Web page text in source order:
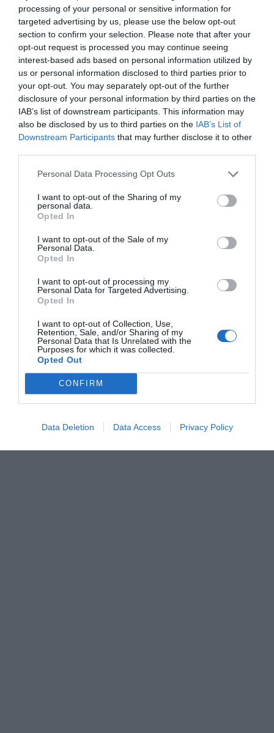
processing of your personal or sensitive information for
targeted advertising by us, please use the below opt-out
section to confirm your selection. Please note that after your
opt-out request is processed you may continue seeing
interest-based ads based on personal information utilized by
us or personal information disclosed to third parties prior to
your opt-out. You may separately opt-out of the further
disclosure of your personal information by third parties on the
IAB’s list of downstream participants. This information may
also be disclosed by us to third parties on the IAB’s List of
Downstream Participants that may further disclose it to other
Personal Data Processing Opt Outs
I want to opt-out of the Sharing of my
personal data.
Opted In
I want to opt-out of the Sale of my
Personal Data.
Opted In
I want to opt-out of processing my
Personal Data for Targeted Advertising.
Opted In
I want to opt-out of Collection, Use,
Retention, Sale, and/or Sharing of my
Personal Data that Is Unrelated with the
Purposes for which it was collected.
Opted Out
CONFIRM
Data Deletion Data Access Privacy Policy
El concejal Paco Cabañero ha destacado el éxito de la
primera edición, en la que "cientos de vecinos y
vecinas participaron en las sesiones", y ha subrayado
que este año la programación se amplía e incorpora
como novedad proyecciones en el Parque Litoral del
Grao, con el objetivo de alcanzar a un público más
amplio durante los meses de verano.
La programación arranca el4 de julioen el Raval
Universitari conPaddington: Aventura en la Selva
Blasco Ibáñez. El11 de julio
le toca el turno al Parque
Litoral conJurassic World: El Renacer
en Penyeta Roja conSuperman 24 de julio
barrio de Perpetuo Socorro acogerá
mientras que el
25 de julio
vuelve el Parque Litoral
Voy a Pasármelo Mejor. El8 de agosto
, La Caseta de
la Marjalería proyectará
, de nuevo el Parque Litoral con El Casoplón
ciclo cerrará el12 de septiembreen el barrio de San
Lorenzo con Voy a Pasármelo Mejor